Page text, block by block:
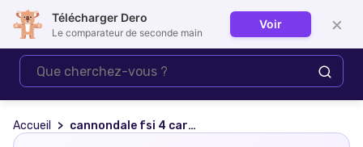
Se connecter
Accueil cannondale fsi 4 carbone gx velo vtt cannondale bon etat
Télécharger Dero
Le comparateur de seconde main
Voir ×